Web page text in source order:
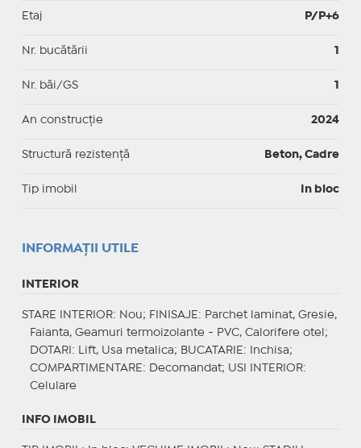
Etaj P/P+6
Nr. bucătării 1
Nr. băi/GS 1
An construcție 2024
Structură rezistență Beton, Cadre
Tip imobil In bloc
INFORMAŢII UTILE
INTERIOR
STARE INTERIOR: Nou; FINISAJE : Parchet laminat, Gresie,
Faianta, Geamuri termoizolante - PVC, Calorifere otel;
DOTARI : Lift, Usa metalica; BUCATARIE : Inchisa;
COMPARTIMENTARE : Decomandat; USI INTERIOR:
Celulare
INFO IMOBIL